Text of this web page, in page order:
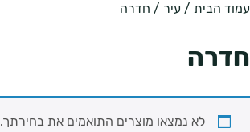
עמוד הבית / עיר / חדרה
חדרה
לא נמצאו מוצרים התואמים את בחירתך.